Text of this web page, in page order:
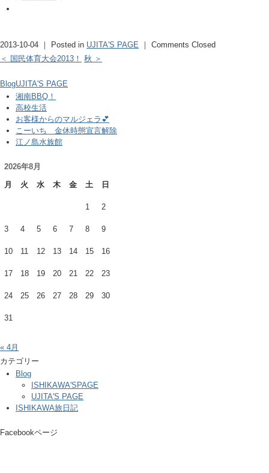
2013-10-04 ｜ Posted in UJITA'S PAGE ｜ Comments Closed
＜ 国民体育大会2013！ 秋 ＞
BlogUJITA'S PAGE
湘南BBQ！
高校生活
お客様からのマルジェラ💕
こーいち 金休時態宣言解除
江ノ島水族館
2026年8月
月
火 水 木 金 土 日
1 2
3 4 5 6 7 8 9
10 11 12 13 14 15 16
17 18 19 20 21 22 23
24 25 26 27 28 29 30
31
« 4月
カテゴリー
Blog
ISHIKAWA'SPAGE
UJITA'S PAGE
ISHIKAWA旅日記
Facebookページ